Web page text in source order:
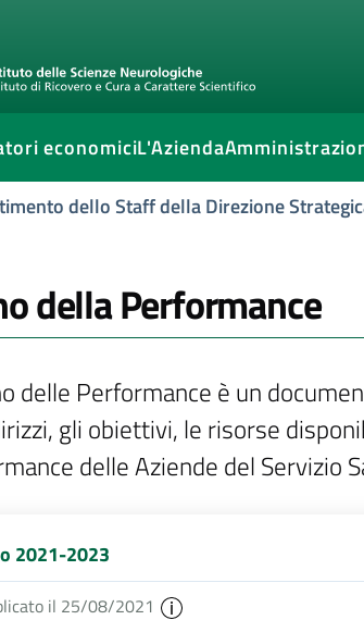
economiciL'Azienda
dello Staff della Direzione
della Performance
delle Performance è un
gli obiettivi, le risorse
delle Aziende del Servizio
2021-2023
il 25/08/2021